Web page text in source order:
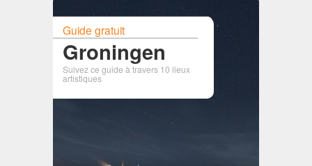
Guide gratuit
Groningen
Suivez ce guide à travers 10 lieux
artistiques